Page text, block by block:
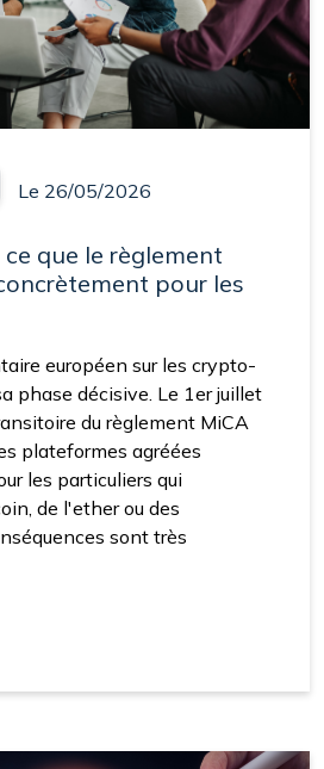
Le 26/05/2026
que le règlement
pour les
européen sur les crypto-
phase décisive. Le 1er juillet
du règlement MiCA
plateformes agréées
les particuliers qui
de l'ether ou des
sont très